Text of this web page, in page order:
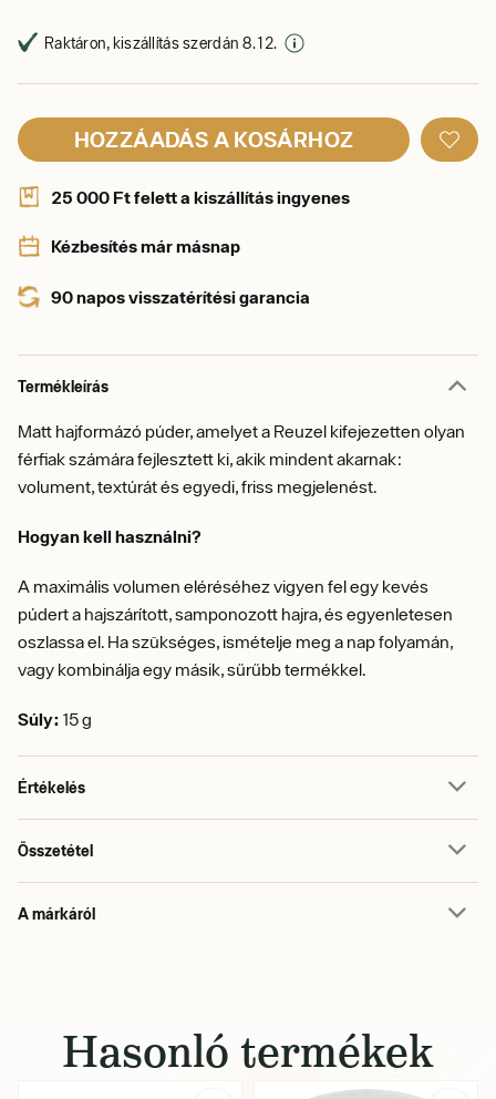
Raktáron, kiszállítás szerdán 8. 12.
HOZZÁADÁS A KOSÁRHOZ
25 000 Ft felett a kiszállítás ingyenes
Kézbesítés már másnap
90 napos visszatérítési garancia
Termékleírás
Matt hajformázó púder, amelyet a Reuzel kifejezetten olyan
férfiak számára fejlesztett ki, akik mindent akarnak:
volument, textúrát és egyedi, friss megjelenést.
Hogyan kell használni?
A maximális volumen eléréséhez vigyen fel egy kevés
púdert a hajszárított, samponozott hajra, és egyenletesen
oszlassa el. Ha szükséges, ismételje meg a nap folyamán,
vagy kombinálja egy másik, sűrűbb termékkel.
Súly: 15 g
Értékelés
Összetétel
A márkáról
Hasonló termékek